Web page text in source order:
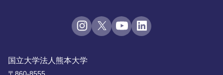
国立大学法人熊本大学
〒860-8555